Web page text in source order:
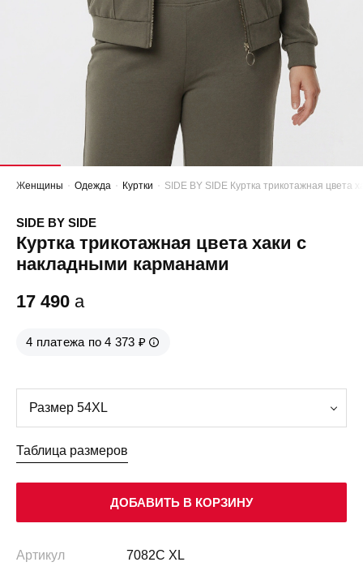
Женщины Одежда Куртки SIDE BY SIDE Куртка трикотажная цвета
SIDE BY SIDE
Куртка трикотажная цвета хаки с
накладными карманами
17 490 a
4 платежа по 4 373 ₽
Таблица размеров
ДОБАВИТЬ В КОРЗИНУ
Артикул 7082C XL